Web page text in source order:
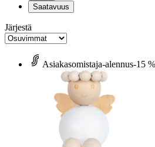
Saatavuus
Järjestä
Asiakasomistaja-alennus-15 %